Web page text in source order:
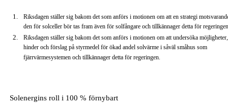
Riksdagen ställer sig bakom det som anförs i motionen om att en strategi
den för solceller bör tas fram även för solfångare och tillkännager detta för
Riksdagen ställer sig bakom det som anförs i motionen om att undersöka möjligheter,
hinder och förslag på styrmedel för ökad andel solvärme i såväl småhus som
fjärrvärmesystemen och tillkännager detta för regeringen.
Solenergins roll i 100 % förnybart